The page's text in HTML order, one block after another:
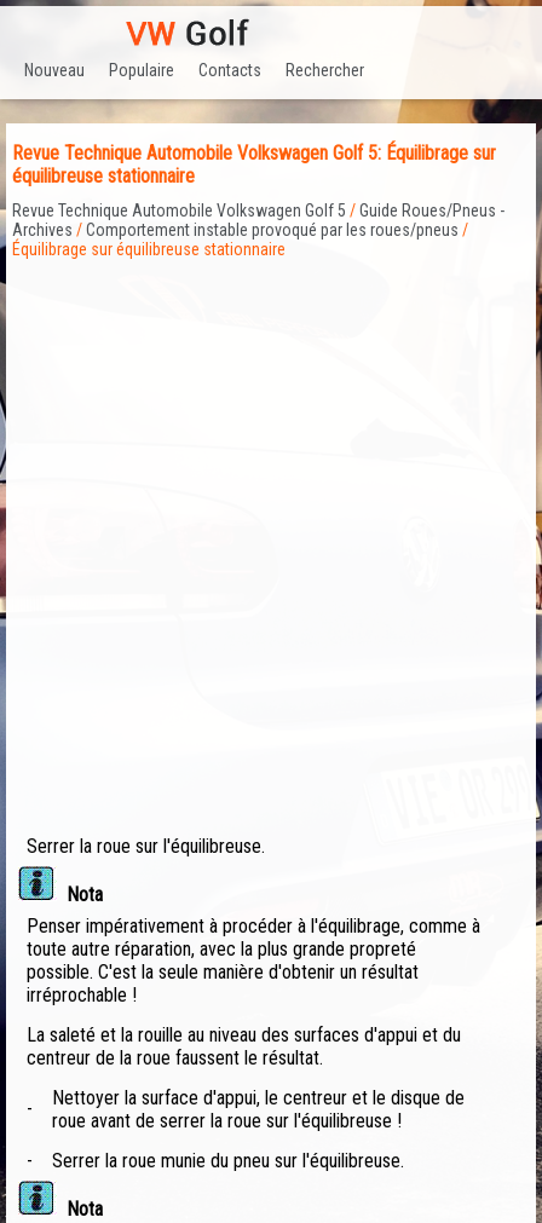
Nouveau Populaire Contacts Rechercher
Revue Technique Automobile Volkswagen Golf 5: Équilibrage sur
équilibreuse stationnaire
Revue Technique Automobile Volkswagen Golf 5 /Guide Roues/Pneus -
Archives /Comportement instable provoqué par les roues/pneus /
Équilibrage sur équilibreuse stationnaire
Serrer la roue sur l'équilibreuse.
Nota
Penser impérativement à procéder à l'équilibrage, comme à
toute autre réparation, avec la plus grande propreté
possible. C'est la seule manière d'obtenir un résultat
irréprochable !
La saleté et la rouille au niveau des surfaces d'appui et du
centreur de la roue faussent le résultat.
-
Nettoyer la surface d'appui, le centreur et le disque de
roue avant de serrer la roue sur l'équilibreuse !
-
Serrer la roue munie du pneu sur l'équilibreuse.
Nota